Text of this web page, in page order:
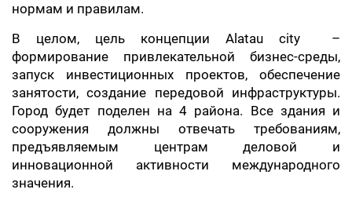
нормам и правилам.
В целом, цель концепции Alatau city –
формирование привлекательной бизнес-среды,
запуск инвестиционных проектов, обеспечение
занятости, создание передовой инфраструктуры.
Город будет поделен на 4 района. Все здания и
сооружения должны отвечать требованиям,
предъявляемым центрам деловой и
инновационной активности международного
значения.